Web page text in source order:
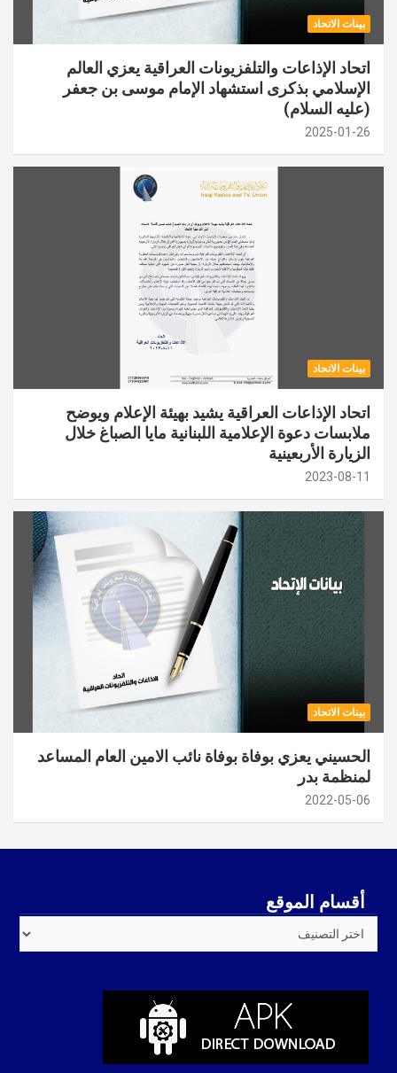
بينات الاتحاد
اتحاد الإذاعات والتلفزيونات العراقية يعزي العالم
الإسلامي بذكرى استشهاد الإمام موسى بن جعفر
(عليه السلام)
2025-01-26
بينات الاتحاد
اتحاد الإذاعات العراقية يشيد بهيئة الإعلام ويوضح
ملابسات دعوة الإعلامية اللبنانية مايا الصباغ خلال
الزيارة الأربعينية
2023-08-11
بينات الاتحاد
الحسيني يعزي بوفاة بوفاة نائب الامين العام المساعد
لمنظمة بدر
2022-05-06
أقسام الموقع
الموقع